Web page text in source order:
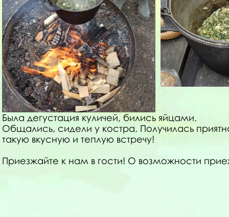
Была дегустация куличей, бились яйцами.
Общались, сидели у костра. Получилась
такую вкусную и теплую встречу!
Приезжайте к нам в гости! О возможности